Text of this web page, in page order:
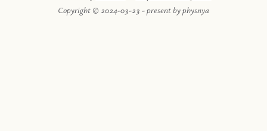
Copyright © 2024-03-23 - present by physnya